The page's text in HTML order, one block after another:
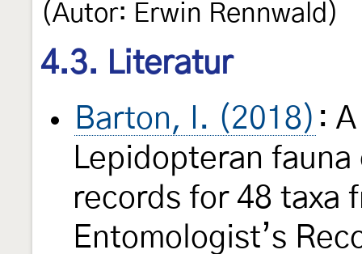
(Autor: Erwin Rennwald)
4.3. Literatur
Barton, I. (2018) :
Lepidopteran
records for 48 taxa
Entomologist’s